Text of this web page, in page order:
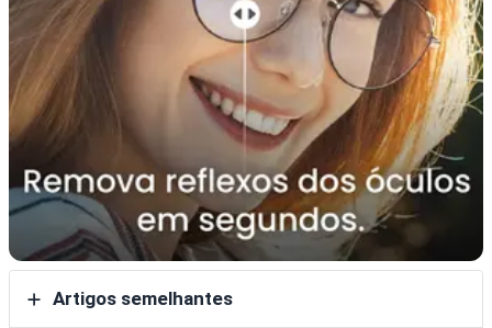
Artigos semelhantes